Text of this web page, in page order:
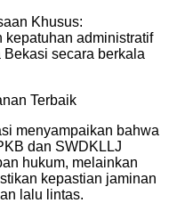
Khusus:
kepatuhan administratif
secara berkala
Terbaik
menyampaikan bahwa
dan SWDKLLJ
hukum, melainkan
kepastian jaminan
lalu lintas.